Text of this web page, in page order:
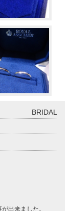
BRIDAL
出来ました。